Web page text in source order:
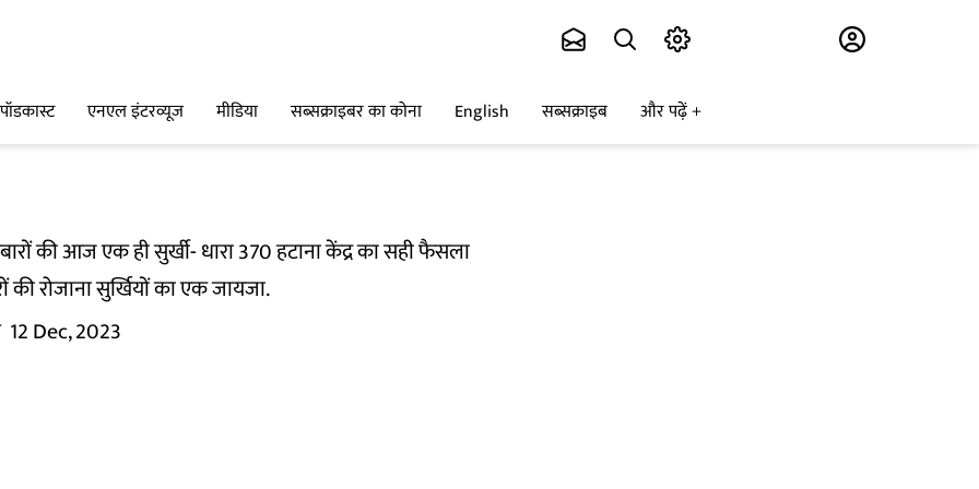
पॉडकास्ट एनएल इंटरव्यूज मीडिया सब्सक्राइबर का कोना English सब्सक्राइब और पढ़ें
की आज एक ही सुर्खी- धारा 370 हटाना केंद्र का सही फैसला
की रोजाना सुर्खियों का एक जायजा.
12 Dec, 2023